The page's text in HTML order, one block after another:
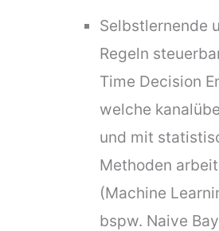
Selbstlernende
Regeln
Time Decision
welche
und mit
Methoden
(Machine
bspw. Naive